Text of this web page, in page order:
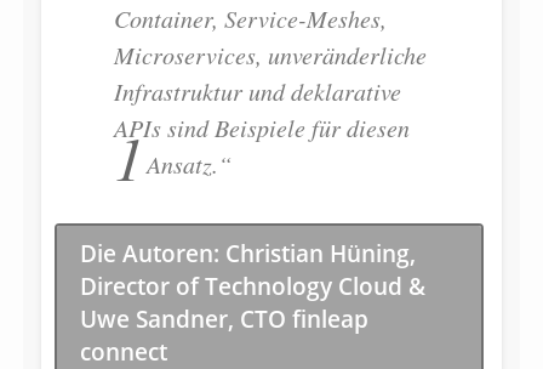
Container, Service-Meshes,
Microservices, unveränderliche
Infrastruktur und deklarative
APIs sind Beispiele für diesen
Ansatz.“
1
Die Autoren: Christian Hüning,
Director of Technology Cloud &
Uwe Sandner, CTO finleap
connect